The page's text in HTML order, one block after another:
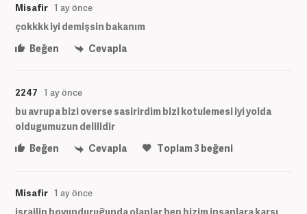
Misafir 1 ay önce
çokkkk iyi demişsin bakanım
Beğen
Cevapla
2247 1 ay önce
bu avrupa bizi overse sasirirdim bizi kotulemesi iyi yolda
oldugumuzun delilidir
Beğen
Cevapla Toplam3beğeni
Misafir 1 ay önce
israilin boyunduruğunda olanlar hep bizim insanlara karşı